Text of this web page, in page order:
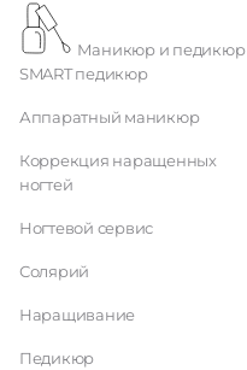
Маникюр и педикюр
SMART педикюр
Аппаратный маникюр
Коррекция наращенных
ногтей
Ногтевой сервис
Солярий
Наращивание
Педикюр